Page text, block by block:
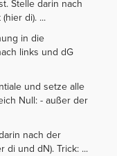
Stelle darin nach
di). ...
in die
links und dG
und setze alle
Null: - außer der
nach der
di und dN). Trick: ...